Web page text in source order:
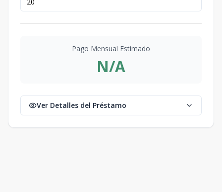
Pago Mensual Estimado
N/A
Ver Detalles del Préstamo